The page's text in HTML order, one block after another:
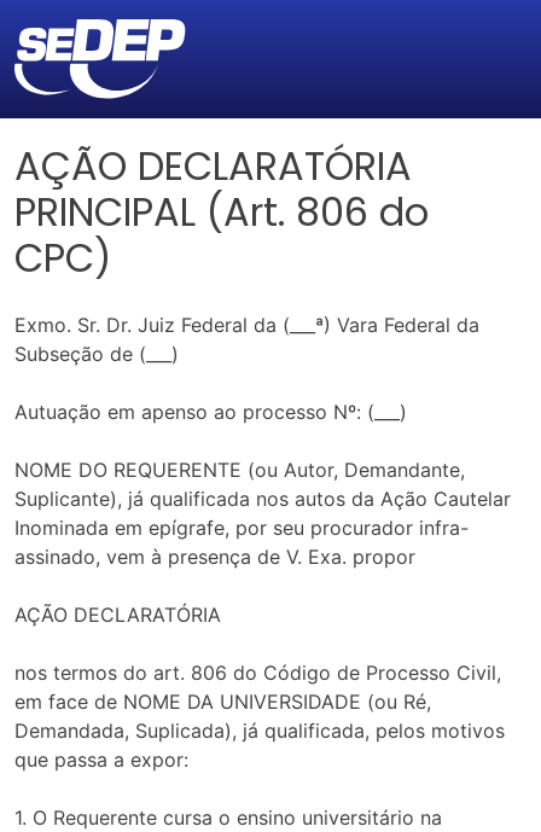
AÇÃO DECLARATÓRIA
PRINCIPAL (Art. 806 do
CPC)
Exmo. Sr. Dr. Juiz Federal da (___ª) Vara Federal da
Subseção de (___)
Autuação em apenso ao processo Nº: (___)
NOME DO REQUERENTE (ou Autor, Demandante,
Suplicante), já qualificada nos autos da Ação Cautelar
Inominada em epígrafe, por seu procurador infra-
assinado, vem à presença de V. Exa. propor
AÇÃO DECLARATÓRIA
nos termos do art. 806 do Código de Processo Civil,
em face de NOME DA UNIVERSIDADE (ou Ré,
Demandada, Suplicada), já qualificada, pelos motivos
que passa a expor:
1. O Requerente cursa o ensino universitário na